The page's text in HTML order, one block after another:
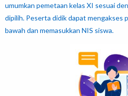
umumkan pemetaan kelas XI sesuai
dipilih. Peserta didik dapat mengakses
bawah dan memasukkan NIS siswa.